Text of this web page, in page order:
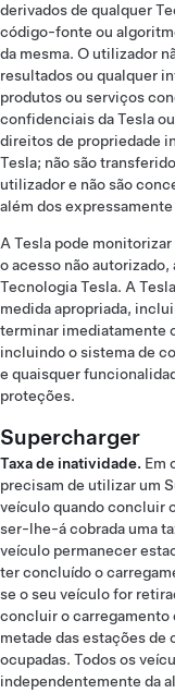
derivados de qualquer
código-fonte ou
da mesma. O utilizador
resultados ou qualquer
produtos ou serviços
confidenciais da Tesla
direitos de propriedade
Tesla; não são
utilizador e não são
além dos
A Tesla pode
o acesso não autorizado,
Tecnologia Tesla. A
medida apropriada,
terminar imediatamente
incluindo o sistema de
e quaisquer
proteções.
Supercharger
Taxa de inatividade. Em
precisam de utilizar um
veículo quando concluir
ser-lhe-á cobrada uma
veículo permanecer
ter concluído o
se o seu veículo for
concluir o carregamento
metade das estações de
ocupadas. Todos os
independentemente da